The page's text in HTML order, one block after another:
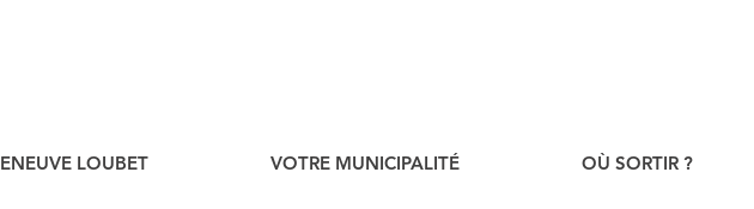
LOUBET VOTRE MUNICIPALITÉ OÙ SORTIR ?